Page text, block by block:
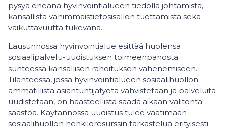
pysyä eheänä hyvinvointialueen tiedolla johtamista,
kansallista vähimmäistietosisällön tuottamista sekä
vaikuttavuutta tukevana.
Lausunnossa hyvinvointialue esittää huolensa
sosiaalipalvelu-uudistuksen toimeenpanosta
suhteessa kansallisen rahoituksen vähenemiseen.
Tilanteessa, jossa hyvinvointialueen sosiaalihuollon
ammatillista asiantuntijatyötä vahvistetaan ja palveluita
uudistetaan, on haasteellista saada aikaan välitöntä
säästöä. Käytännössä uudistus tulee vaatimaan
sosiaalihuollon henkilöresurssin tarkastelua erityisesti